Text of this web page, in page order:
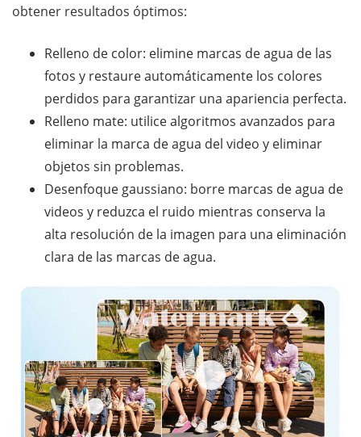
obtener resultados óptimos:
Relleno de color: elimine marcas de agua de las
fotos y restaure automáticamente los colores
perdidos para garantizar una apariencia perfecta.
Relleno mate: utilice algoritmos avanzados para
eliminar la marca de agua del video y eliminar
objetos sin problemas.
Desenfoque gaussiano: borre marcas de agua de
videos y reduzca el ruido mientras conserva la
alta resolución de la imagen para una eliminación
clara de las marcas de agua.